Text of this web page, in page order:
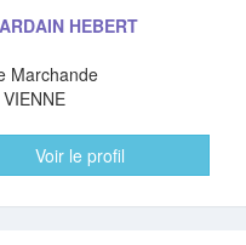
HEBERT
Marchande
Voir le profil